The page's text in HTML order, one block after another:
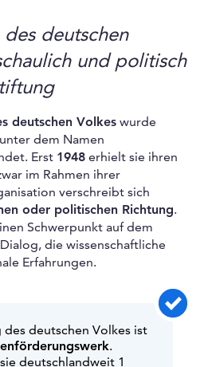
deutschen
und politisch
deutschen Volkes wurde
unter dem Namen
Erst 1948 erhielt sie ihren
im Rahmen ihrer
verschreibt sich
oder politischen Richtung.
Schwerpunkt auf dem
die wissenschaftliche
Erfahrungen.
deutschen Volkes ist
.
deutschlandweit 1